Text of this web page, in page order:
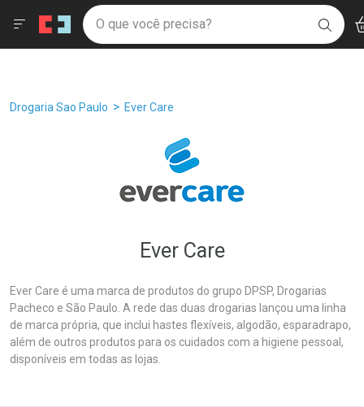
Drogaria São Paulo
Ir direto para a home
pela página
Ir direto para o conteúdo
Ir direto para a busca
Ir direto para a notificações
Faça a sua busca
O que você precisa?
Menu
Breadcrumb
Drogaria Sao Paulo Ever Care
Ever Care
Ever Care é uma marca de produtos do grupo DPSP, Drogarias
Pacheco e São Paulo. A rede das duas drogarias lançou uma linha
de marca própria, que inclui hastes flexíveis, algodão, esparadrapo,
além de outros produtos para os cuidados com a higiene pessoal,
disponíveis em todas as lojas.
Âncoras
Filtros Ordenar por